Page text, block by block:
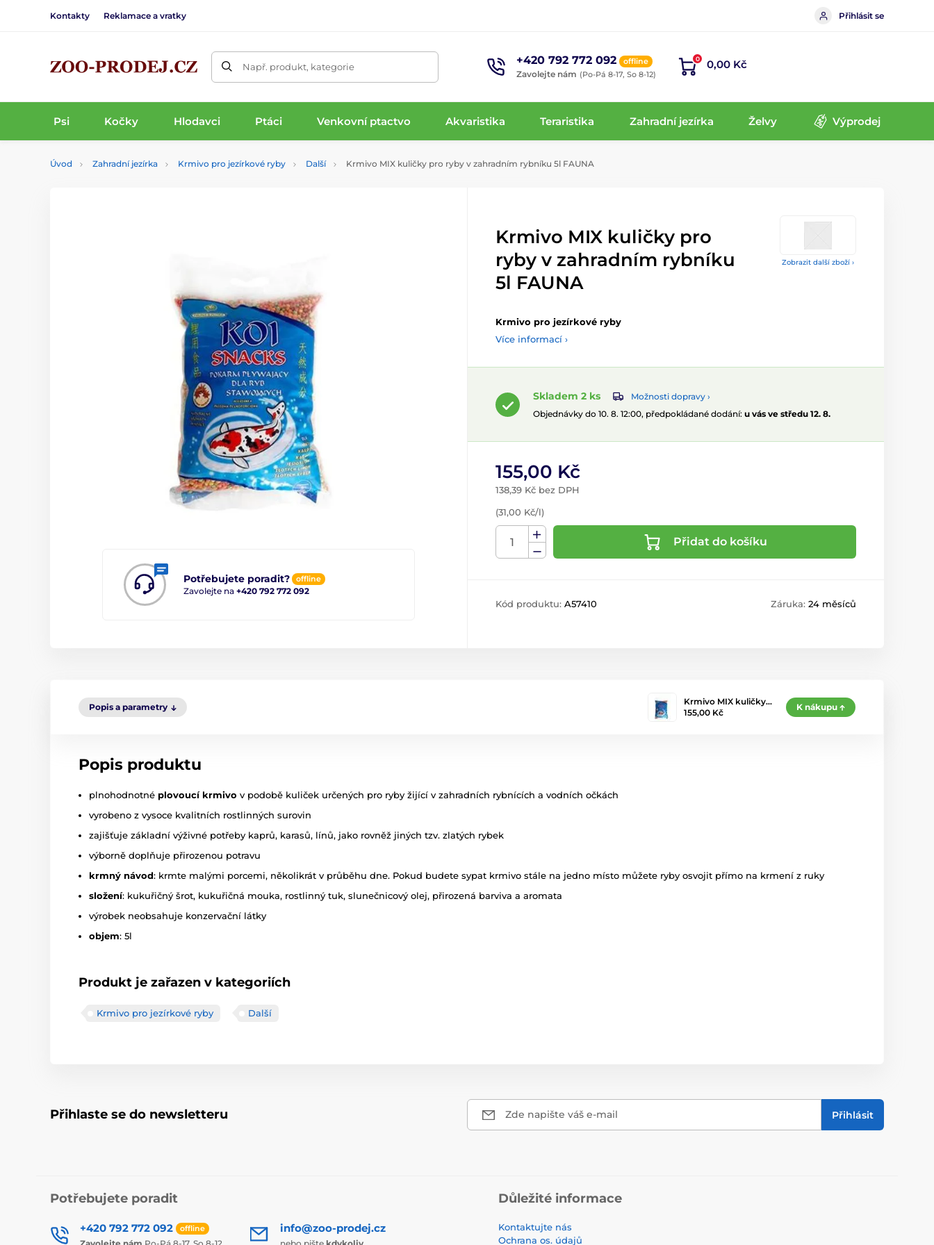
Kontakty Reklamace a vratky Přihlásit se
Např. produkt, kategorie +420 792 772 092 offline
Zavolejte nám (Po-Pá 8-17, So 8-12)
0 0,00 Kč
Psi Kočky Hlodavci Ptáci Venkovní ptactvo Akvaristika Teraristika Zahradní jezírka Želvy Výprodej
Úvod Zahradní jezírka Krmivo pro jezírkové ryby Další Krmivo MIX kuličky pro ryby v zahradním rybníku 5l FAUNA
Zobrazit další zboží ›
Potřebujete poradit? offline
Zavolejte na +420 792 772 092
Krmivo MIX kuličky pro
ryby v zahradním rybníku
5l FAUNA
Krmivo pro jezírkové ryby
Více informací ›
Skladem 2 ks
Možnosti dopravy ›
Objednávky do 10. 8. 12:00, předpokládané dodání: u vás ve středu 12. 8.
155,00 Kč
138,39 Kč bez DPH
(31,00 Kč/l)
Přidat do košíku
Kód produktu: A57410 Záruka: 24 měsíců
Popis a parametry
Krmivo MIX kuličky…
155,00 Kč
K nákupu
Popis produktu
plnohodnotné plovoucí krmivo v podobě kuliček určených pro ryby žijící v zahradních rybnících a vodních očkách
vyrobeno z vysoce kvalitních rostlinných surovin
zajišťuje základní výživné potřeby kaprů, karasů, línů, jako rovněž jiných tzv. zlatých rybek
výborně doplňuje přirozenou potravu
krmný návod: krmte malými porcemi, několikrát v průběhu dne. Pokud budete sypat krmivo stále na jedno místo můžete ryby osvojit přímo na krmení z ruky
složení: kukuřičný šrot, kukuřičná mouka, rostlinný tuk, slunečnicový olej, přirozená barviva a aromata
výrobek neobsahuje konzervační látky
objem: 5l
Produkt je zařazen v kategoriích
Krmivo pro jezírkové ryby Další
Přihlaste se do newsletteru Zde napište váš e-mail Přihlásit
Potřebujete poradit
+420 792 772 092 offline info@zoo-prodej.cz
Důležité informace
Kontaktujte nás
Ochrana os. údajů